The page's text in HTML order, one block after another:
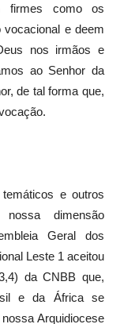
firmes como os
vocacional e deem
nos irmãos e
ao Senhor da
de tal forma que,
e outros
dimensão
Geral dos
Leste 1 aceitou
da CNBB que,
e da África se
Arquidiocese